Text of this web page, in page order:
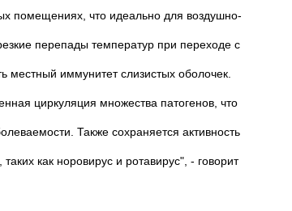
помещениях, что идеально для воздушно-
перепады температур при переходе с
местный иммунитет слизистых оболочек.
циркуляция множества патогенов, что
Также сохраняется активность
как норовирус и ротавирус", - говорит